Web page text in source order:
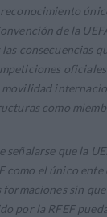
de la
consecuencias
movilidad
como
señalarse que la
como el único
formaciones sin
por la RFEF